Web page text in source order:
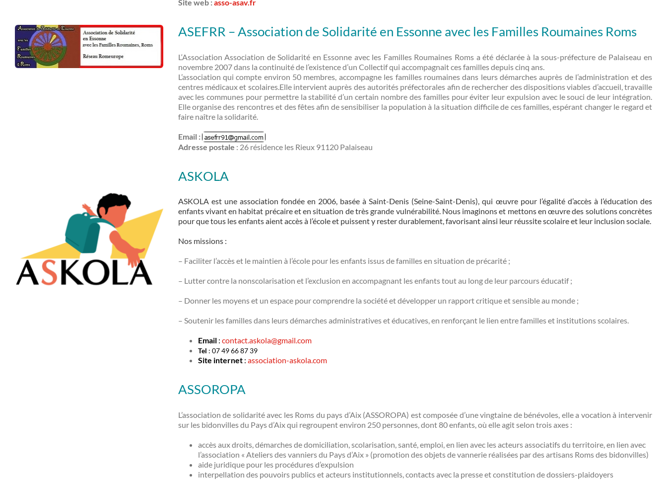
Site web :asso-asav.fr
ASEFRR – Association de Solidarité en Essonne avec les Familles Roumaines Roms
L‘Association Association de Solidarité en Essonne avec les Familles Roumaines Roms a été déclarée à la sous-préfecture de Palaiseau en
novembre 2007 dans la continuité de l’existence d’un Collectif qui accompagnait ces familles depuis cinq ans.
L’association qui compte environ 50 membres, accompagne les familles roumaines dans leurs démarches auprès de l’administration et des
centres médicaux et scolaires.Elle intervient auprès des autorités préfectorales afin de rechercher des dispositions viables d’accueil, travaille
avec les communes pour permettre la stabilité d’un certain nombre des familles pour éviter leur expulsion avec le souci de leur intégration.
Elle organise des rencontres et des fêtes afin de sensibiliser la population à la situation difficile de ces familles, espérant changer le regard et
faire naître la solidarité.
Email :
Adresse postale : 26 résidence les Rieux 91120 Palaiseau
ASKOLA
ASKOLA est une association fondée en 2006, basée à Saint-Denis (Seine-Saint-Denis), qui œuvre pour l’égalité d’accès à l’éducation des
enfants vivant en habitat précaire et en situation de très grande vulnérabilité. Nous imaginons et mettons en œuvre des solutions concrètes
pour que tous les enfants aient accès à l’école et puissent y rester durablement, favorisant ainsi leur réussite scolaire et leur inclusion sociale.
Nos missions :
– Faciliter l’accès et le maintien à l’école pour les enfants issus de familles en situation de précarité ;
– Lutter contre la nonscolarisation et l’exclusion en accompagnant les enfants tout au long de leur parcours éducatif ;
– Donner les moyens et un espace pour comprendre la société et développer un rapport critique et sensible au monde ;
– Soutenir les familles dans leurs démarches administratives et éducatives, en renforçant le lien entre familles et institutions scolaires.
Email: contact.askola@gmail.com
Tel : 07 49 66 87 39
Site internet: association-askola.com
ASSOROPA
L’association de solidarité avec les Roms du pays d’Aix (ASSOROPA) est composée d’une vingtaine de bénévoles, elle a vocation à intervenir
sur les bidonvilles du Pays d’Aix qui regroupent environ 250 personnes, dont 80 enfants, où elle agit selon trois axes :
accès aux droits, démarches de domiciliation, scolarisation, santé, emploi, en lien avec les acteurs associatifs du territoire, en lien avec
l’association « Ateliers des vanniers du Pays d’Aix » (promotion des objets de vannerie réalisées par des artisans Roms des bidonvilles)
aide juridique pour les procédures d’expulsion
interpellation des pouvoirs publics et acteurs institutionnels, contacts avec la presse et constitution de dossiers-plaidoyers